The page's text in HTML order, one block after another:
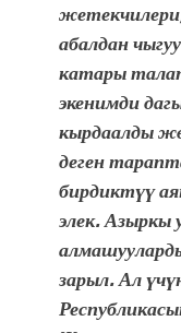
абалдан
катары
экенимди
кырдаалды
деген
бирдиктүү
элек.Азыркы
зарыл.Ал